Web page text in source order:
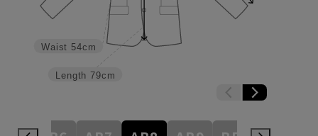
Length 79cm
Waist 54cm